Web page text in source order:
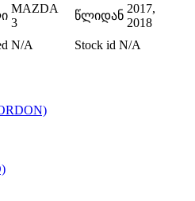
MAZDA
3
წლიდან
2017,
2018
N/A Stock id N/A